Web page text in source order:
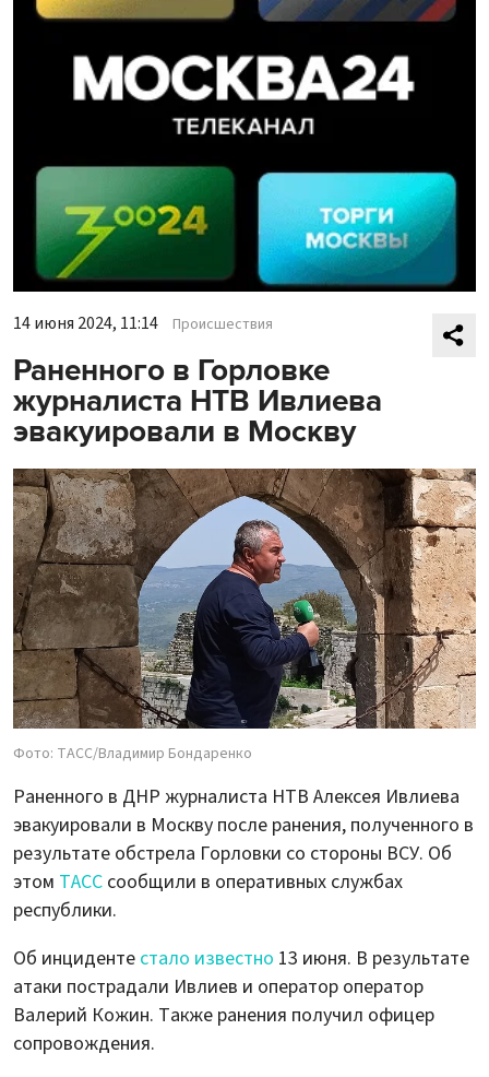
14 июня 2024, 11:14 Происшествия
Раненного в Горловке
журналиста НТВ Ивлиева
эвакуировали в Москву
Фото: ТАСС/Владимир Бондаренко
Раненного в ДНР журналиста НТВ Алексея Ивлиева
эвакуировали в Москву после ранения, полученного в
результате обстрела Горловки со стороны ВСУ. Об
этом ТАСС сообщили в оперативных службах
республики.
Об инциденте стало известно 13 июня. В результате
атаки пострадали Ивлиев и оператор оператор
Валерий Кожин. Также ранения получил офицер
сопровождения.